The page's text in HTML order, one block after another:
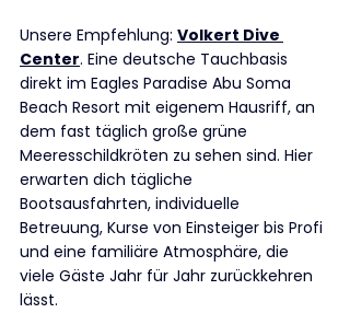
Unsere Empfehlung: Volkert Dive
Center. Eine deutsche Tauchbasis
direkt im Eagles Paradise Abu Soma
Beach Resort mit eigenem Hausriff, an
dem fast täglich große grüne
Meeresschildkröten zu sehen sind. Hier
erwarten dich tägliche
Bootsausfahrten, individuelle
Betreuung, Kurse von Einsteiger bis Profi
und eine familiäre Atmosphäre, die
viele Gäste Jahr für Jahr zurückkehren
lässt.